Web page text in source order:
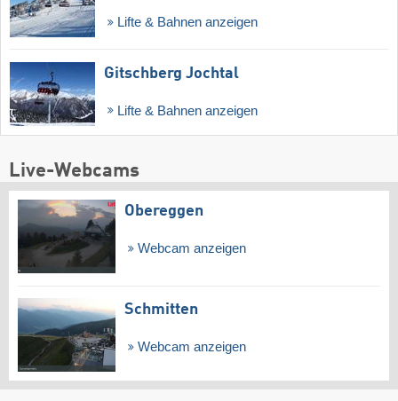
Lifte & Bahnen anzeigen
Gitschberg Jochtal
Lifte & Bahnen anzeigen
Live-Webcams
Obereggen
Webcam anzeigen
Schmitten
Webcam anzeigen